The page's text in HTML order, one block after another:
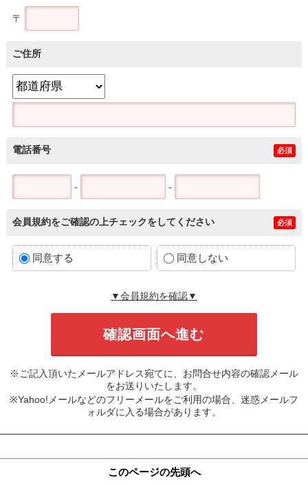
〒
ご住所
電話番号 必須
- -
会員規約をご確認の上チェックをしてください 必須
同意する 同意しない
▼会員規約を確認▼
※ご記入頂いたメールアドレス宛てに、お問合せ内容の確認メール
をお送りいたします。
※Yahoo!メールなどのフリーメールをご利用の場合、迷惑メールフ
ォルダに入る場合があります。
このページの先頭へ